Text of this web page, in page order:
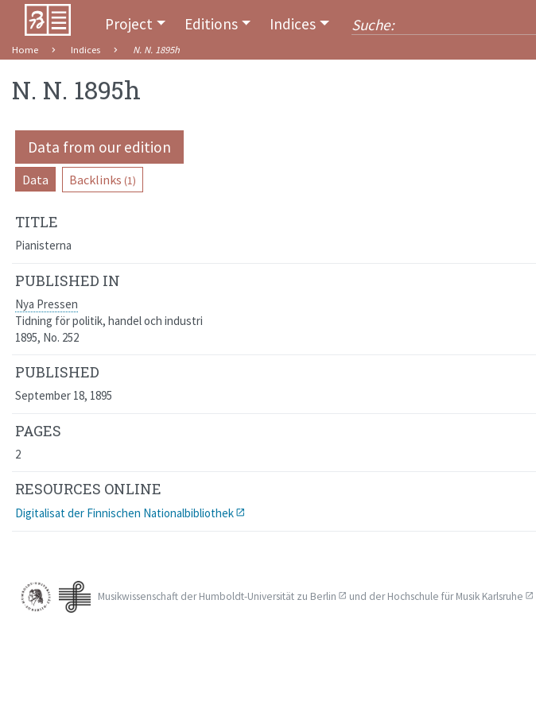
Project Editions Indices
Home Indices N. N. 1895h
N. N. 1895h
Data from our edition
Data Backlinks (1)
TITLE
Pianisterna
PUBLISHED IN
Nya Pressen
Tidning för politik, handel och industri
1895, No. 252
PUBLISHED
September 18, 1895
PAGES
2
RESOURCES ONLINE
Digitalisat der Finnischen Nationalbibliothek
Musikwissenschaft derHumboldt-Universität zu Berlin und derHochschule für Musik Karlsruhe